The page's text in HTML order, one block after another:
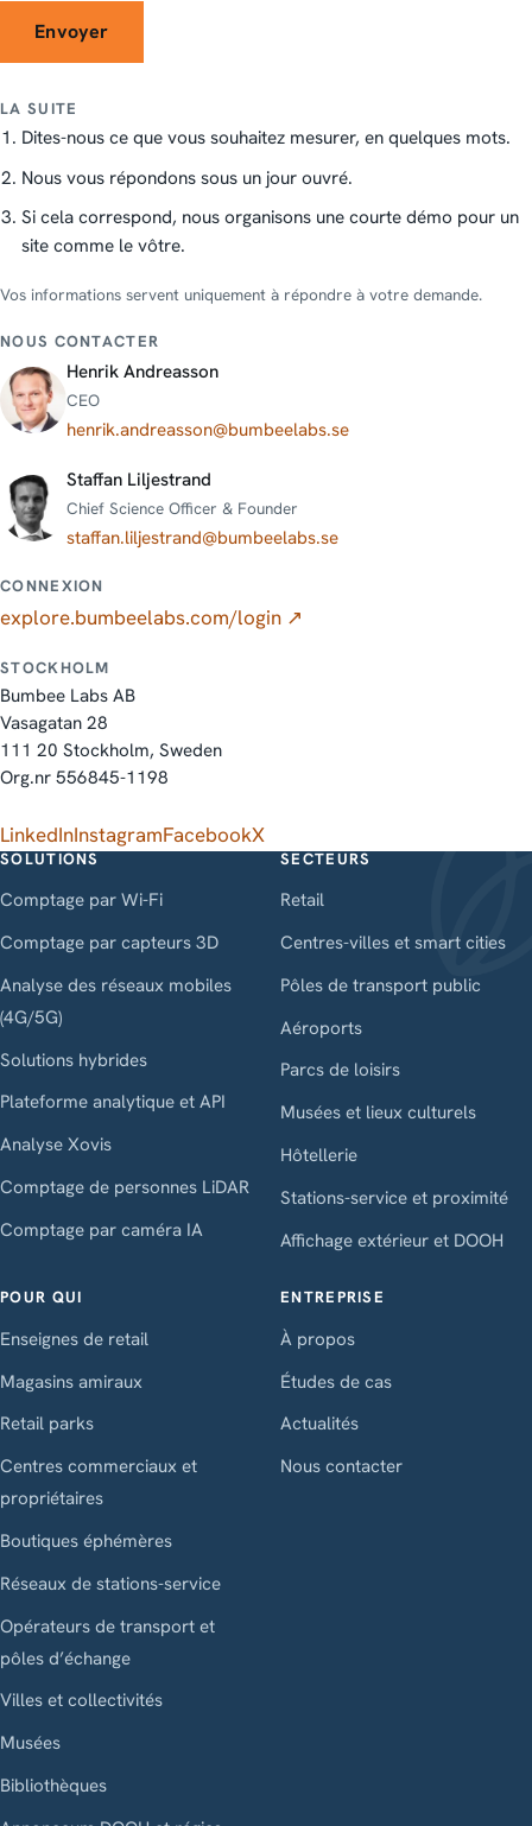
Envoyer
LA SUITE
Dites-nous ce que vous souhaitez mesurer, en quelques mots.
Nous vous répondons sous un jour ouvré.
Si cela correspond, nous organisons une courte démo pour un
site comme le vôtre.
Vos informations servent uniquement à répondre à votre demande.
NOUS CONTACTER
Henrik Andreasson
CEO
henrik.andreasson@bumbeelabs.se
Staffan Liljestrand
Chief Science Officer & Founder
staffan.liljestrand@bumbeelabs.se
CONNEXION
explore.bumbeelabs.com/login ↗
STOCKHOLM
Bumbee Labs AB
Vasagatan 28
111 20 Stockholm, Sweden
Org.nr 556845-1198
LinkedInInstagramFacebookX
SOLUTIONS
Comptage par Wi-Fi
Comptage par capteurs 3D
Analyse des réseaux mobiles
(4G/5G)
Solutions hybrides
Plateforme analytique et API
Analyse Xovis
Comptage de personnes LiDAR
Comptage par caméra IA
SECTEURS
Retail
Centres-villes et smart cities
Pôles de transport public
Aéroports
Parcs de loisirs
Musées et lieux culturels
Hôtellerie
Stations-service et proximité
Affichage extérieur et DOOH
POUR QUI
Enseignes de retail
Magasins amiraux
Retail parks
Centres commerciaux et
propriétaires
Boutiques éphémères
Réseaux de stations-service
Opérateurs de transport et
pôles d’échange
Villes et collectivités
Musées
Bibliothèques
ENTREPRISE
À propos
Études de cas
Actualités
Nous contacter